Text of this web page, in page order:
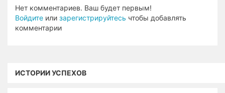
Нет комментариев. Ваш будет первым!
Войдите или зарегистрируйтесь чтобы добавлять
комментарии
ИСТОРИИ УСПЕХОВ